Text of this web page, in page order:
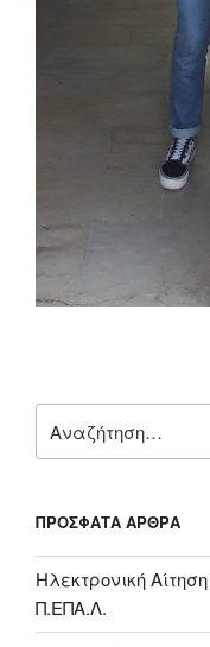
για:
ΠΡΌΣΦΑΤΑ ΆΡΘΡΑ
Ηλεκτρονική
Π.ΕΠΑ.Λ.